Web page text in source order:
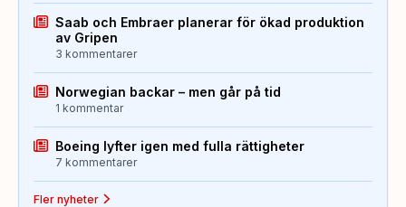
Saab och Embraer planerar för ökad produktion
av Gripen
3 kommentarer
Norwegian backar – men går på tid
1 kommentar
Boeing lyfter igen med fulla rättigheter
7 kommentarer
Fler nyheter